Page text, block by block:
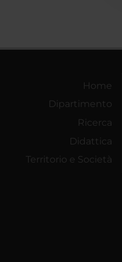
Home
Dipartimento
Ricerca
Didattica
Territorio e Società